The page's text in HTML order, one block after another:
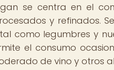
se centra en el
y refinados.
como legumbres y
el consumo
de vino y otros